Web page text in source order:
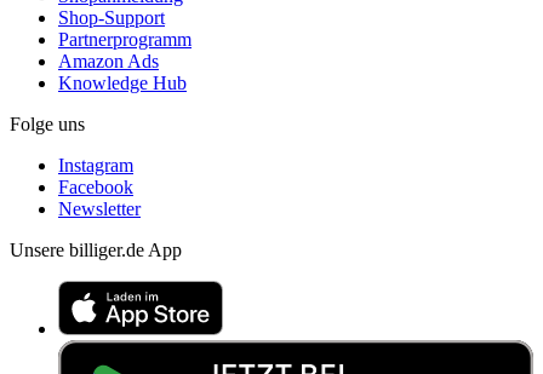
Shop-Support
Partnerprogramm
Amazon Ads
Knowledge Hub
Folge uns
Instagram
Facebook
Newsletter
Unsere billiger.de App